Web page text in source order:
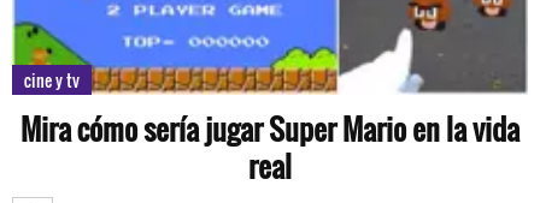
cine y tv
Mira cómo sería jugar Super Mario en la vida
real